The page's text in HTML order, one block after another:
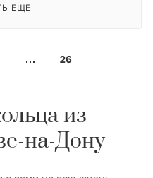
ЕЩЕ
26
из
на-Дону